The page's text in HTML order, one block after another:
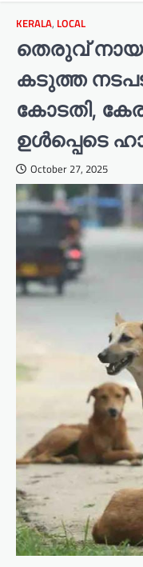
KERALA, LOCAL
തെരുവ്
കടുത്ത
കോടതി,
ഉൾപ്പെടെ
October 27, 2025